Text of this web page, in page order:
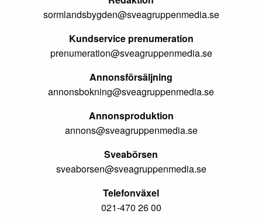
sormlandsbygden@sveagruppenmedia.se
Kundservice prenumeration
prenumeration@sveagruppenmedia.se
Annonsförsäljning
annonsbokning@sveagruppenmedia.se
Annonsproduktion
annons@sveagruppenmedia.se
Sveabörsen
sveaborsen@sveagruppenmedia.se
Telefonväxel
021-470 26 00